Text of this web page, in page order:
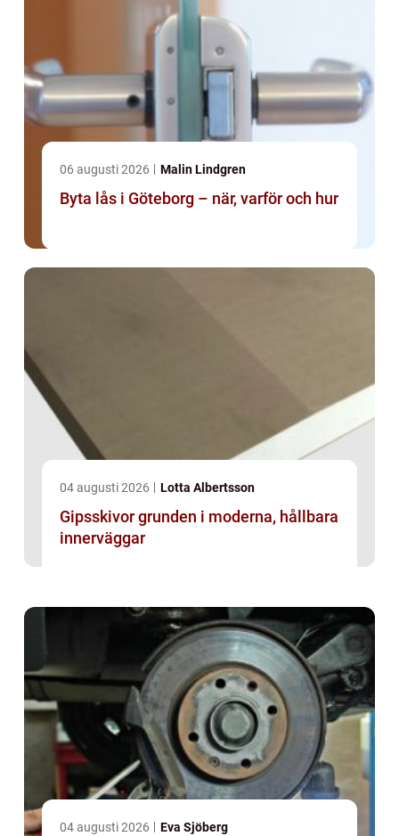
06 augusti 2026 Malin Lindgren
Byta lås i Göteborg – när, varför och hur
04 augusti 2026 Lotta Albertsson
Gipsskivor grunden i moderna, hållbara
innerväggar
04 augusti 2026 Eva Sjöberg